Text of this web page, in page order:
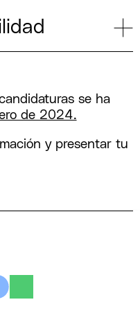
se ha
de 2024.
y presentar tu